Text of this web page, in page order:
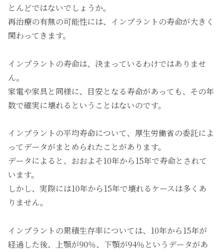
とんどではないでしょうか。
再治療の有無の可能性には、インプラントの寿命が大きく
関わってきます。
インプラントの寿命は、決まっているわけではありませ
ん。
家電や家具と同様に、目安となる寿命があっても、その年
数で確実に壊れるということはないのです。
インプラントの平均寿命について、厚生労働省の委託によ
ってデータがまとめられたことがあります。
データによると、おおよそ10年から15年で寿命とされて
います。
しかし、実際には10年から15年で壊れるケースは多くあ
りません。
インプラントの累積生存率については、10年から15年が
経過した後、上顎が90％、下顎が94％というデータがあ